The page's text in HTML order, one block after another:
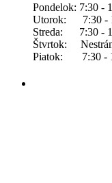
Pondelok: 7:30 -
Utorok: 7:30 -
Streda: 7:30 -
Štvrtok:
Piatok: 7:30 -